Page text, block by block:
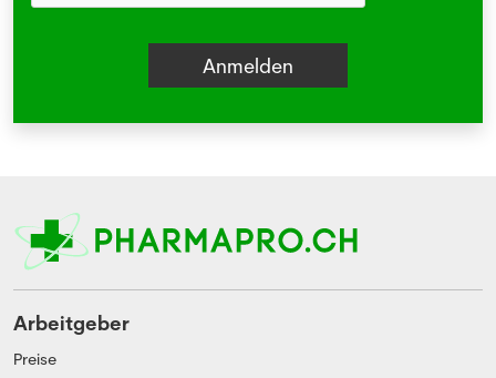
Arbeitgeber
Preise